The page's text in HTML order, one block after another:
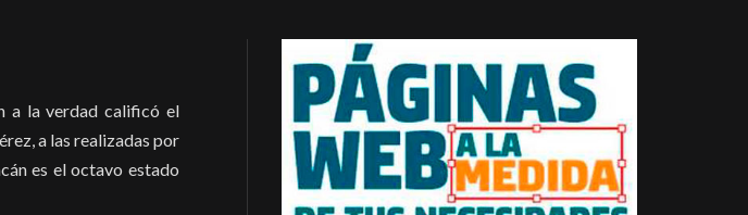
a la verdad calificó el
a las realizadas por
es el octavo estado